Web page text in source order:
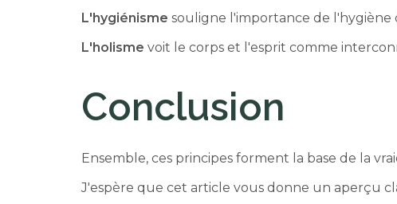
L'hygiénisme souligne l'importance de l'hygiène
L'holisme voit le corps et l'esprit comme
Conclusion
Ensemble, ces principes forment la base de la
J'espère que cet article vous donne un aperçu